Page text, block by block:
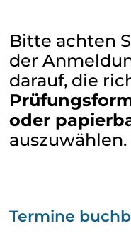
Bitte achten
der
darauf, die
oder
auszuwählen.
Termine